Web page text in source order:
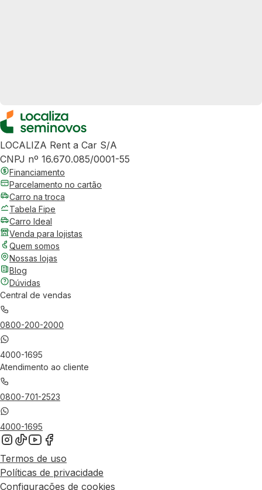
LOCALIZA Rent a Car S/A
CNPJ nº 16.670.085/0001-55
Financiamento
Parcelamento no cartão
Carro na troca
Tabela Fipe
Carro Ideal
Venda para lojistas
Quem somos
Nossas lojas
Blog
Dúvidas
Central de vendas
0800-200-2000
4000-1695
Atendimento ao cliente
0800-701-2523
4000-1695
Termos de uso
Políticas de privacidade
Configurações de cookies